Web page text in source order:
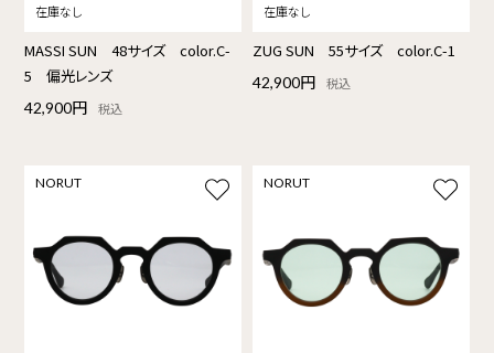
MASSI SUN 48サイズ color.C-
5 偏光レンズ
42,900円 税込
ZUG SUN 55サイズ color.C-1
42,900円 税込
NORUT NORUT